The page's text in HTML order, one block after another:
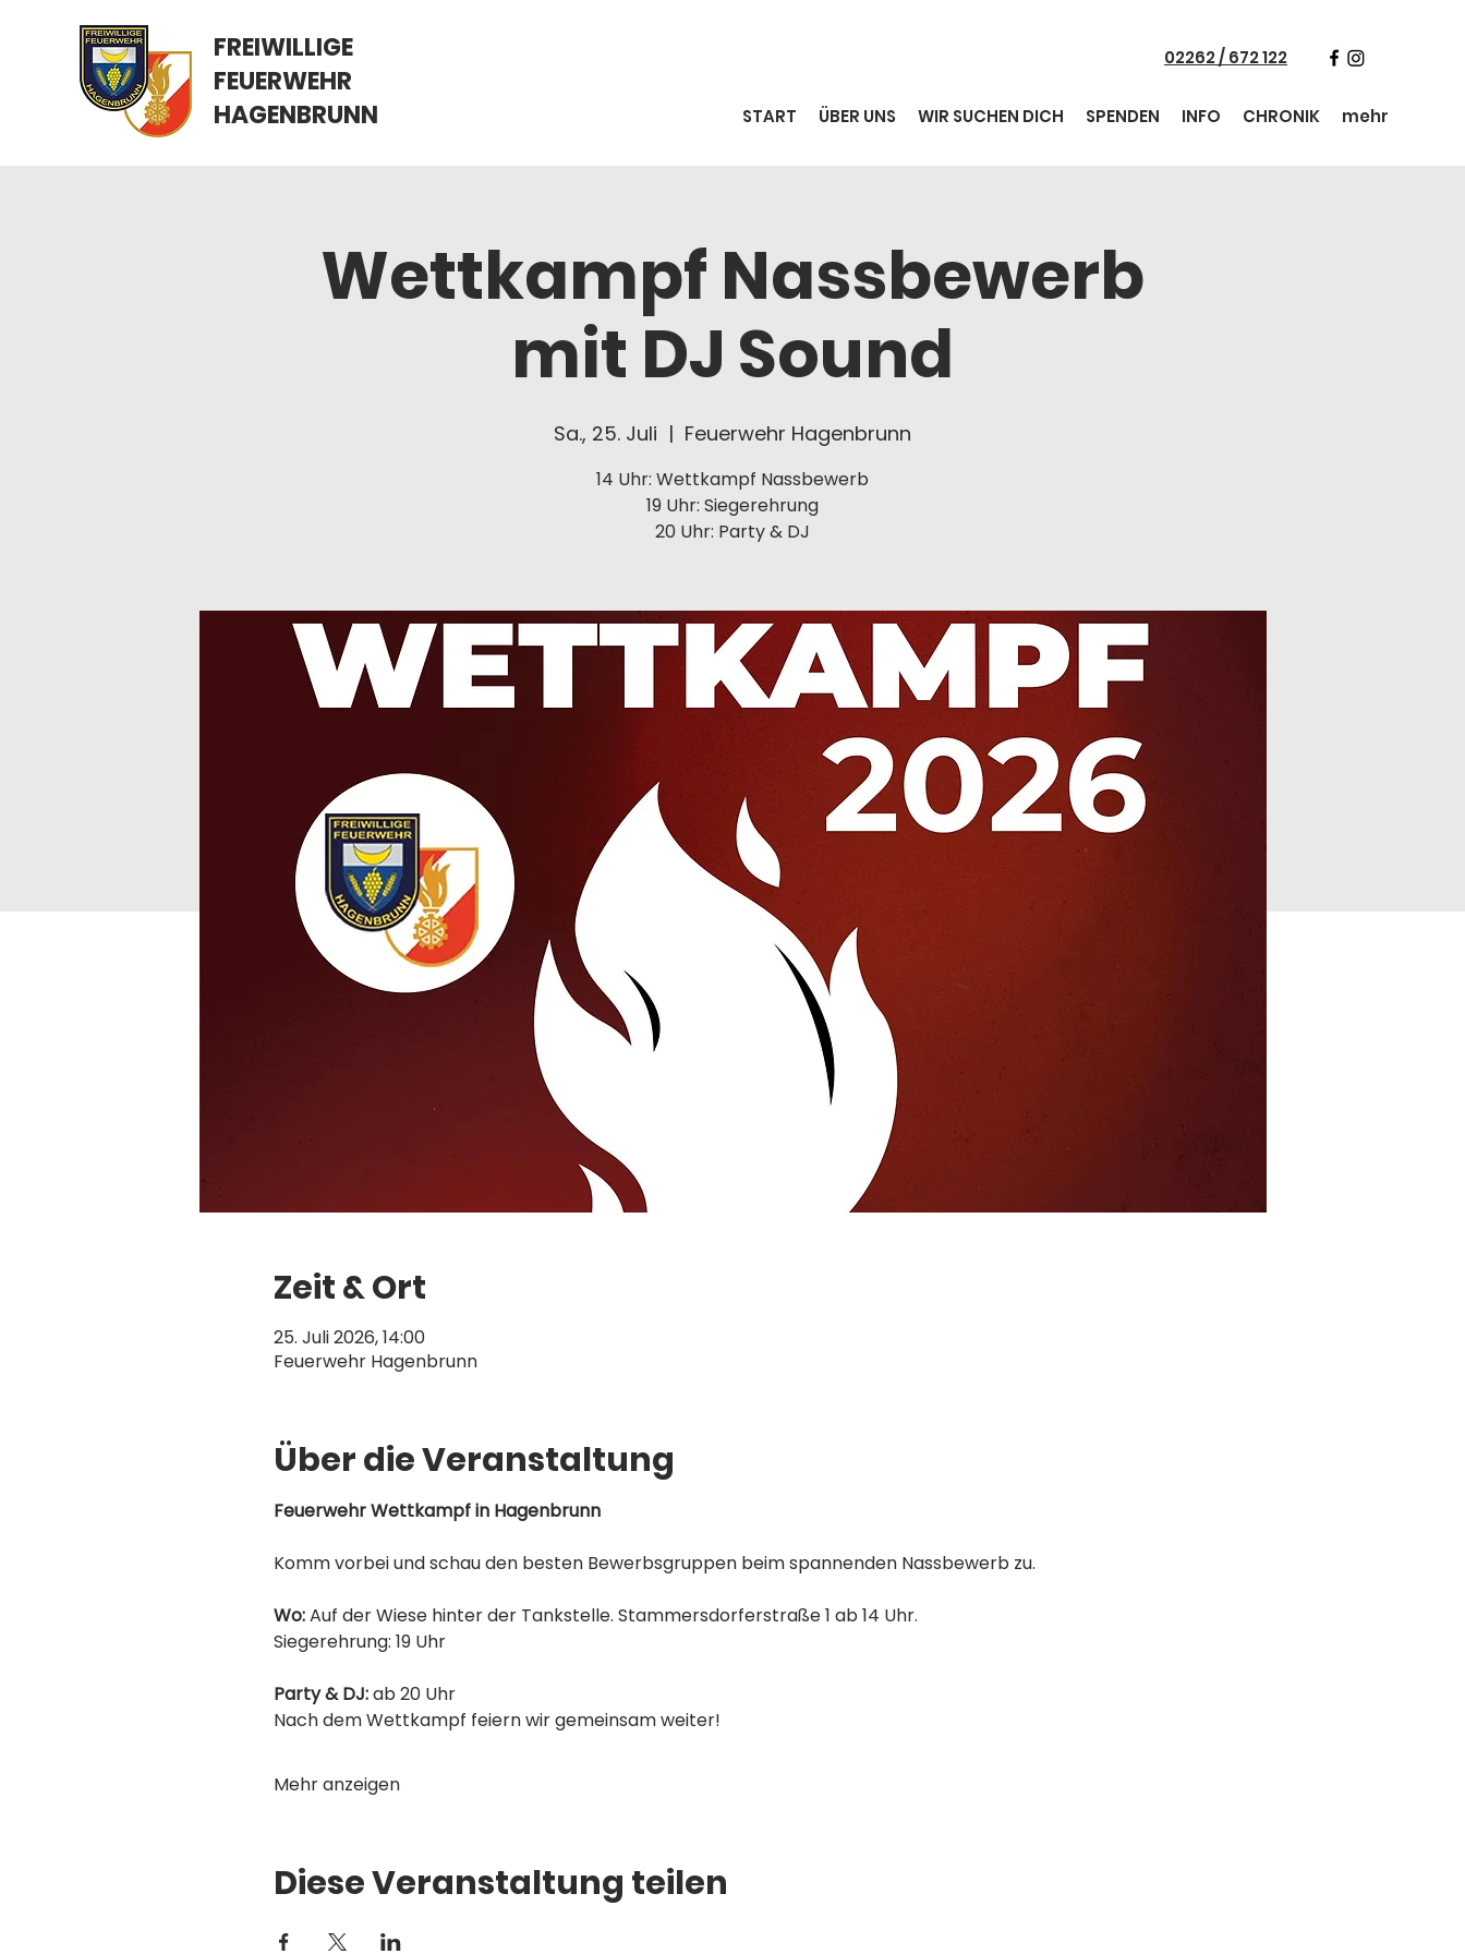
FREIWILLIGE
FEUERWEHR
HAGENBRUNN
02262 / 672 122
START ÜBER UNS WIR SUCHEN DICH SPENDEN INFO CHRONIK mehr
Wettkampf Nassbewerb
mit DJ Sound
Sa., 25. Juli
  |
Feuerwehr Hagenbrunn
14 Uhr: Wettkampf Nassbewerb
19 Uhr: Siegerehrung
20 Uhr: Party & DJ
Zeit & Ort
25. Juli 2026, 14:00
Feuerwehr Hagenbrunn
Über die Veranstaltung
Feuerwehr Wettkampf in Hagenbrunn
Komm vorbei und schau den besten Bewerbsgruppen beim spannenden Nassbewerb zu.
Wo: Auf der Wiese hinter der Tankstelle. Stammersdorferstraße 1 ab 14 Uhr.
Siegerehrung: 19 Uhr
Party & DJ: ab 20 Uhr
Nach dem Wettkampf feiern wir gemeinsam weiter!
Mehr anzeigen
Diese Veranstaltung teilen